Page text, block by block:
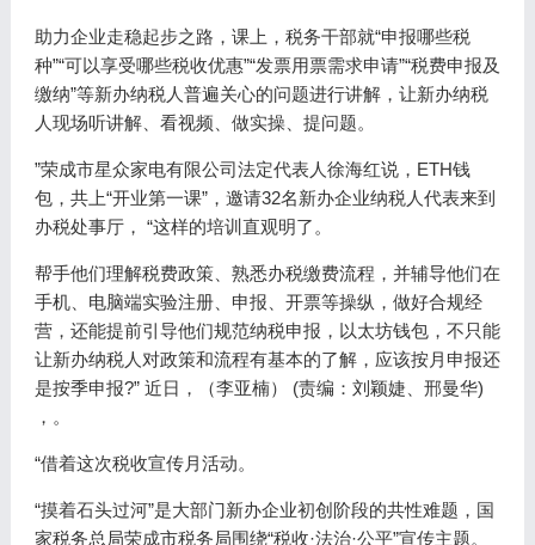
助力企业走稳起步之路，课上，税务干部就“申报哪些税
种”“可以享受哪些税收优惠”“发票用票需求申请”“税费申报及
缴纳”等新办纳税人普遍关心的问题进行讲解，让新办纳税
人现场听讲解、看视频、做实操、提问题。
”荣成市星众家电有限公司法定代表人徐海红说，ETH钱
包，共上“开业第一课”，邀请32名新办企业纳税人代表来到
办税处事厅， “这样的培训直观明了。
帮手他们理解税费政策、熟悉办税缴费流程，并辅导他们在
手机、电脑端实验注册、申报、开票等操纵，做好合规经
营，还能提前引导他们规范纳税申报，以太坊钱包，不只能
让新办纳税人对政策和流程有基本的了解，应该按月申报还
是按季申报?” 近日，（李亚楠） (责编：刘颖婕、邢曼华)
，。
“借着这次税收宣传月活动。
“摸着石头过河”是大部门新办企业初创阶段的共性难题，国
家税务总局荣成市税务局围绕“税收·法治·公平”宣传主题。